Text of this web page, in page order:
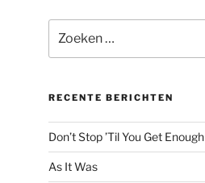
naar:
RECENTE BERICHTEN
Don’t Stop ’Til You Get Enough
As It Was